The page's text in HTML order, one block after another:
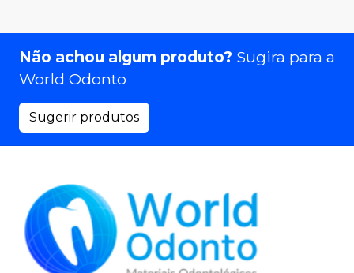
Não achou algum produto? Sugira para a
World Odonto
Sugerir produtos